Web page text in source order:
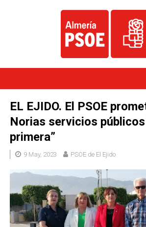
EL EJIDO. El PSOE
Norias servicios públicos
primera”
9 May, 2023 PSOE de El Ejido